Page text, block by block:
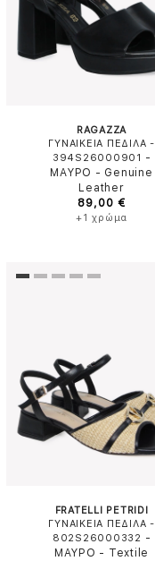
RAGAZZA
ΓΥΝΑΙΚΕΙΑ ΠΕΔΙΛΑ -
394S26000901 -
ΜΑΥΡΟ - Genuine
Leather
89,00 €
+1 χρώμα
FRATELLI PETRIDI
ΓΥΝΑΙΚΕΙΑ ΠΕΔΙΛΑ -
802S26000332 -
ΜΑΥΡΟ - Textile